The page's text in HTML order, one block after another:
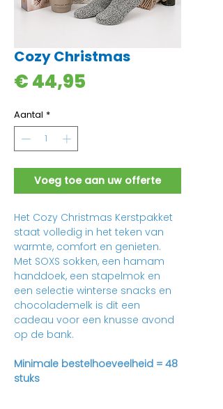
Cozy Christmas
€ 44,95
Aantal *
Voeg toe aan uw offerte
Het Cozy Christmas Kerstpakket
staat volledig in het teken van
warmte, comfort en genieten.
Met SOXS sokken, een hamam
handdoek, een stapelmok en
een selectie winterse snacks en
chocolademelk is dit een
cadeau voor een knusse avond
op de bank.
Minimale bestelhoeveelheid = 48
stuks